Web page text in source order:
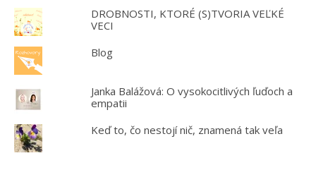
DROBNOSTI, KTORÉ (S)TVORIA VEĽKÉ
VECI
Blog
Janka Balážová: O vysokocitlivých ľuďoch a
empatii
Keď to, čo nestojí nič, znamená tak veľa